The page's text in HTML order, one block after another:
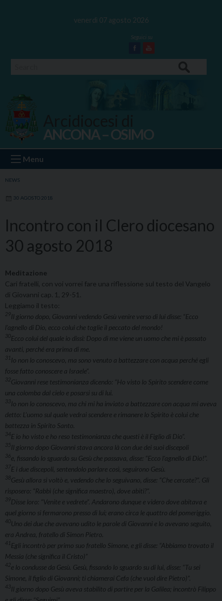
venerdì 07 agosto 2026
Facebook
Youtube
Ancona Osimo
ANCONA – OSIMO
Menu
NEWS
30 AGOSTO 2018
Incontro con il Clero diocesano
30 agosto 2018
Meditazione
Cari fratelli, con voi vorrei fare una riflessione sul testo del Vangelo
di Giovanni cap. 1, 29-51.
Leggiamo il testo:
29Il giorno dopo, Giovanni vedendo Gesù venire verso di lui disse: “Ecco
l’agnello di Dio, ecco colui che toglie il peccato del mondo!
30 Ecco colui del quale io dissi: Dopo di me viene un uomo che mi è passato
avanti, perché era prima di me.
31 Io non lo conoscevo, ma sono venuto a battezzare con acqua perché egli
fosse fatto conoscere a Israele”.
32 Giovanni rese testimonianza dicendo: “Ho visto lo Spirito scendere come
una colomba dal cielo e posarsi su di lui.
33 Io non lo conoscevo, ma chi mi ha inviato a battezzare con acqua mi aveva
detto: L’uomo sul quale vedrai scendere e rimanere lo Spirito è colui che
battezza in Spirito Santo.
34 E io ho visto e ho reso testimonianza che questi è il Figlio di Dio”.
35Il giorno dopo Giovanni stava ancora là con due dei suoi discepoli
36 e, fissando lo sguardo su Gesù che passava, disse: “Ecco l’agnello di Dio!”.
37E i due discepoli, sentendolo parlare così, seguirono Gesù.
38 Gesù allora si voltò e, vedendo che lo seguivano, disse: “Che cercate?”. Gli
risposero: “Rabbì (che significa maestro), dove abiti?”.
39Disse loro: “Venite e vedrete”. Andarono dunque e videro dove abitava e
quel giorno si fermarono presso di lui; erano circa le quattro del pomeriggio.
40 Uno dei due che avevano udito le parole di Giovanni e lo avevano seguito,
era Andrea, fratello di Simon Pietro.
Egli incontrò per primo suo fratello Simone, e gli disse: “Abbiamo trovato il
Messia (che significa il Cristo)”
e lo condusse da Gesù. Gesù, fissando lo sguardo su di lui, disse: “Tu sei
Simone, il figlio di Giovanni; ti chiamerai Cefa (che vuol dire Pietro)”.
43 Il giorno dopo Gesù aveva stabilito di partire per la Galilea; incontrò Filippo